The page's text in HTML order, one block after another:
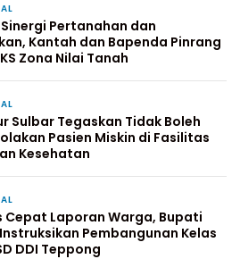
Pertanahan dan
Kantah dan Bapenda Pinrang
Zona Nilai Tanah
Sulbar Tegaskan Tidak Boleh
Pasien Miskin di Fasilitas
Kesehatan
Cepat Laporan Warga, Bupati
Pembangunan Kelas
DDI Teppong